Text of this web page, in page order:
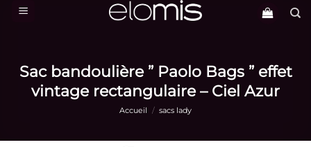
Passer
Sac bandoulière ” Paolo Bags ” effet
vintage rectangulaire – Ciel Azur
Accueil / sacs lady